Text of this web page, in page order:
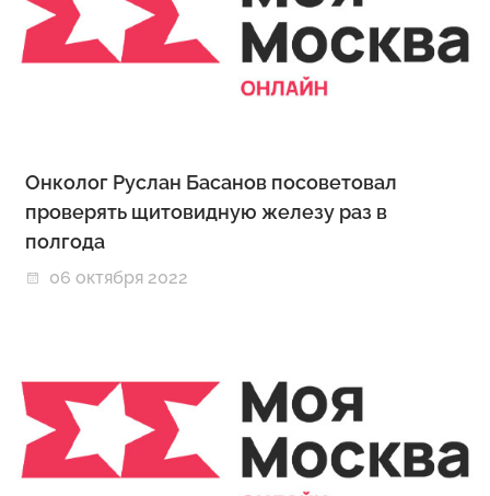
Онколог Руслан Басанов посоветовал
проверять щитовидную железу раз в
полгода
06 октября 2022